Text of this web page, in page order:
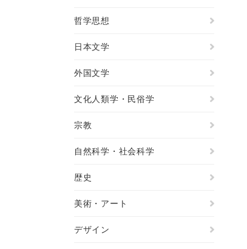
哲学思想
日本文学
外国文学
文化人類学・民俗学
宗教
自然科学・社会科学
歴史
美術・アート
デザイン